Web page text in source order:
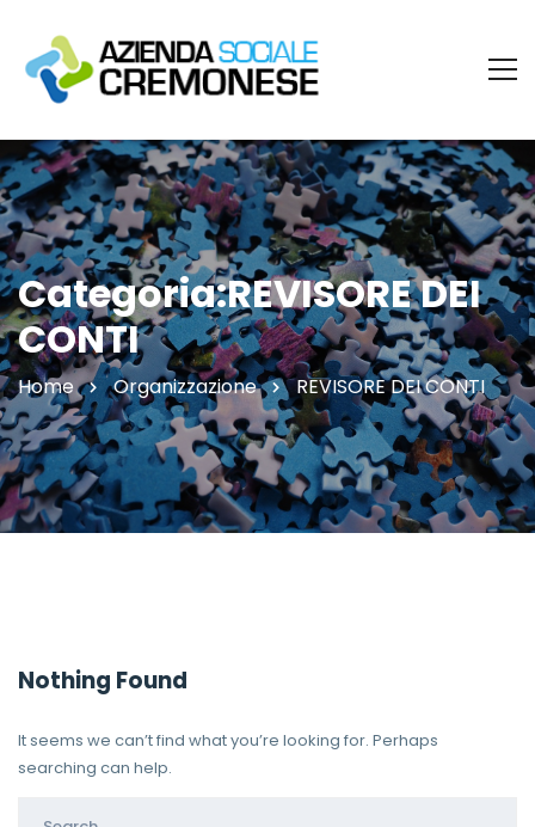
Categoria:REVISORE DEI
CONTI
Home Organizzazione REVISORE DEI CONTI
Nothing Found
It seems we can’t find what you’re looking for. Perhaps
searching can help.